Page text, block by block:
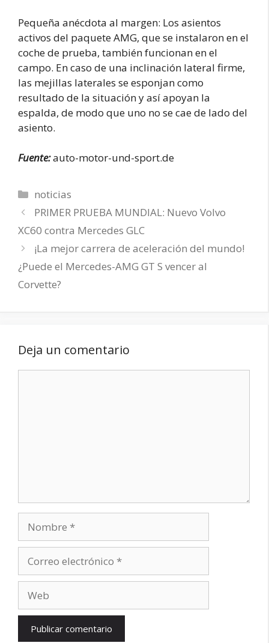
Pequeña anécdota al margen: Los asientos
activos del paquete AMG, que se instalaron en el
coche de prueba, también funcionan en el
campo. En caso de una inclinación lateral firme,
las mejillas laterales se esponjan como
resultado de la situación y así apoyan la
espalda, de modo que uno no se cae de lado del
asiento.
Fuente:auto-motor-und-sport.de
Categorías
noticias
PRIMER PRUEBA MUNDIAL: Nuevo Volvo
XC60 contra Mercedes GLC
¡La mejor carrera de aceleración del mundo!
¿Puede el Mercedes-AMG GT S vencer al
Corvette?
Deja un comentario
electrónico